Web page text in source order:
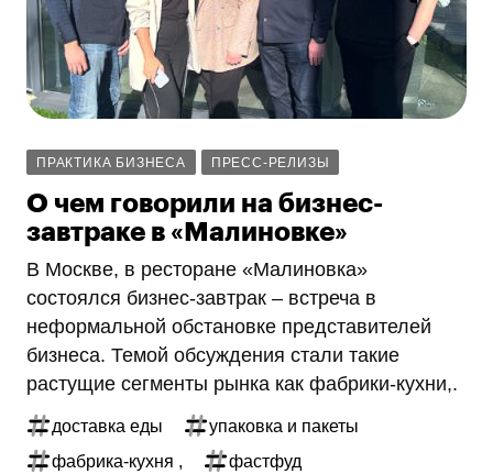
ПРАКТИКА БИЗНЕСА ПРЕСС-РЕЛИЗЫ
О чем говорили на бизнес-
завтраке в «Малиновке»
В Москве, в ресторане «Малиновка»
состоялся бизнес-завтрак – встреча в
неформальной обстановке представителей
бизнеса. Темой обсуждения стали такие
растущие сегменты рынка как фабрики-кухни,.
доставка еды
упаковка и пакеты
фабрика-кухня ,
фастфуд